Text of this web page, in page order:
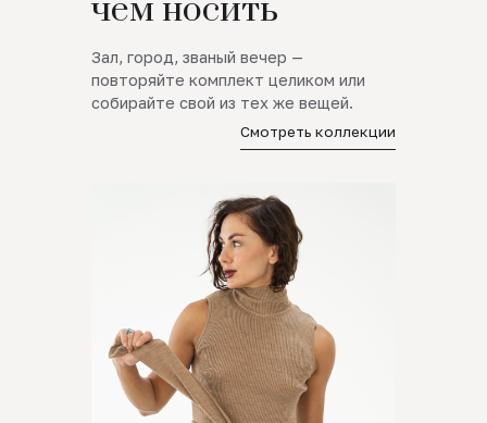
чем носить
Зал, город, званый вечер —
повторяйте комплект целиком или
собирайте свой из тех же вещей.
Смотреть коллекции